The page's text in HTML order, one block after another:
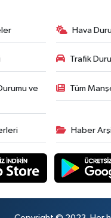
Hava
Trafik
ve
Tüm
Haber